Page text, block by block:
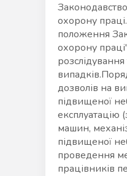
охорону
положення
охорону
дозволів на
підвищеної
експлуатацію
машин,
підвищеної
проведення
працівників